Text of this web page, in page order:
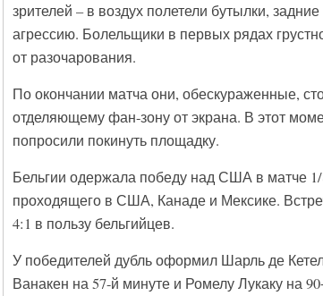
зрителей – в воздух полетели бутылки,
агрессию. Болельщики в первых рядах
от разочарования.
По окончании матча они, обескураженные,
отделяющему фан-зону от экрана. В этот
попросили покинуть площадку.
Бельгии одержала победу над США в матче
проходящего в США, Канаде и Мексике.
4:1 в пользу бельгийцев.
У победителей дубль оформил Шарль де
Ванакен на 57-й минуте и Ромелу Лукаку на